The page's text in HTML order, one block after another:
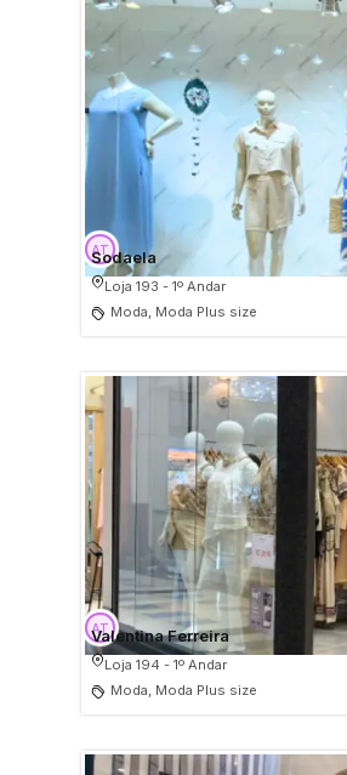
Sodaela
Loja 193 - 1º Andar
Moda, Moda Plus size
Valentina Ferreira
Loja 194 - 1º Andar
Moda, Moda Plus size